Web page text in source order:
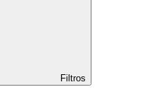
Filtros